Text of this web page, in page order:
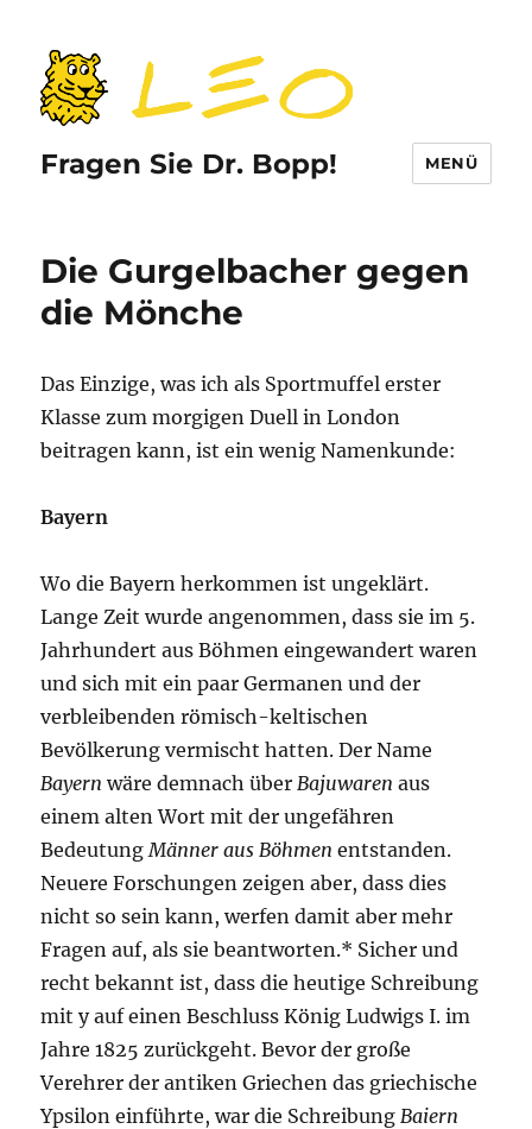
Fragen Sie Dr. Bopp! MENÜ
Die Gurgelbacher gegen
die Mönche
Das Einzige, was ich als Sportmuffel erster
Klasse zum morgigen Duell in London
beitragen kann, ist ein wenig Namenkunde:
Bayern
Wo die Bayern herkommen ist ungeklärt.
Lange Zeit wurde angenommen, dass sie im 5.
Jahrhundert aus Böhmen eingewandert waren
und sich mit ein paar Germanen und der
verbleibenden römisch-keltischen
Bevölkerung vermischt hatten. Der Name
Bayern wäre demnach überBajuwaren aus
einem alten Wort mit der ungefähren
BedeutungMänner aus Böhmen entstanden.
Neuere Forschungen zeigen aber, dass dies
nicht so sein kann, werfen damit aber mehr
Fragen auf, als sie beantworten.* Sicher und
recht bekannt ist, dass die heutige Schreibung
mit y auf einen Beschluss König Ludwigs I. im
Jahre 1825 zurückgeht. Bevor der große
Verehrer der antiken Griechen das griechische
Ypsilon einführte, war die SchreibungBaiern